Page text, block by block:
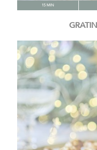
15 MIN